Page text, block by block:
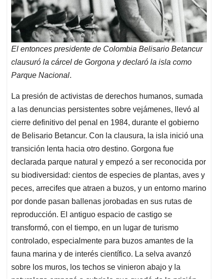
El entonces presidente de Colombia Belisario Betancur
clausuró la cárcel de Gorgona y declaró la isla como
Parque Nacional.
La presión de activistas de derechos humanos, sumada
a las denuncias persistentes sobre vejámenes, llevó al
cierre definitivo del penal en 1984, durante el gobierno
de Belisario Betancur. Con la clausura, la isla inició una
transición lenta hacia otro destino. Gorgona fue
declarada parque natural y empezó a ser reconocida por
su biodiversidad: cientos de especies de plantas, aves y
peces, arrecifes que atraen a buzos, y un entorno marino
por donde pasan ballenas jorobadas en sus rutas de
reproducción. El antiguo espacio de castigo se
transformó, con el tiempo, en un lugar de turismo
controlado, especialmente para buzos amantes de la
fauna marina y de interés científico. La selva avanzó
sobre los muros, los techos se vinieron abajo y la